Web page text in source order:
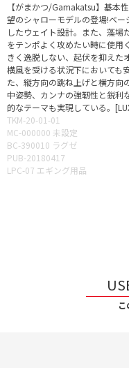
【がまかつ/Gamakatsu】基本
望のシャローモデルの登場!ベ
したウェイト設計。また、藻場
をテンポよく攻めたい時に使用
きく逸脱しない、起伏を抑えた
横風を受ける状況下においても
た、縦方向の跳ね上げと横方向
中姿勢、カンナの強靭性と鋭利
的なテーマも実現している。
TKM-20-01-01
MC-000000 未設定
BC-390010 ラグゼ
PUB-20180417
LPC-07 エギング用品